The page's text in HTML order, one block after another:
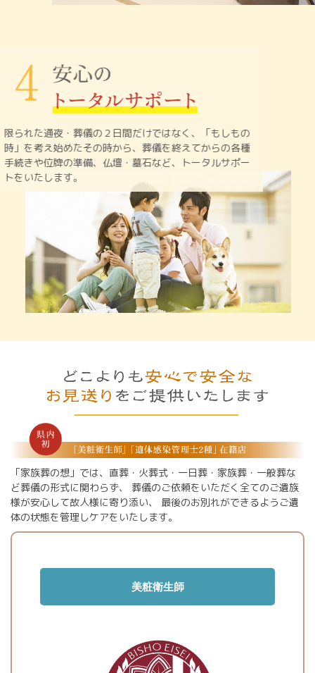
限られた通夜・葬儀の２日間だけではなく、「もしもの
時」を考え始めたその時から、葬儀を終えてからの各種
手続きや位牌の準備、仏壇・墓石など、トータルサポー
トをいたします。
「家族葬の想」では、直葬・火葬式・一日葬・家族葬・一般葬な
ど葬儀の形式に関わらず、
葬儀のご依頼をいただく全てのご遺族
様が安心して故人様に寄り添い、
最後のお別れができるようご遺
体の状態を管理しケアをいたします。
美粧衛生師